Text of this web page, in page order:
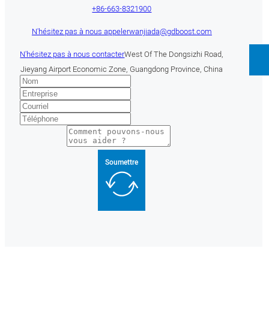
+86-663-8321900
N'hésitez pas à nous appelerwanjiada@gdboost.com
N'hésitez pas à nous contacterWest Of The Dongsizhi Road,
Jieyang Airport Economic Zone, Guangdong Province, China
Soumettre